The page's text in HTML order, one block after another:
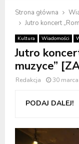
Strona główna
Jutro koncert
Kultura Wiadomości
Jutro
muzyce”
Redakcja 30
PODAJ DALEJ!